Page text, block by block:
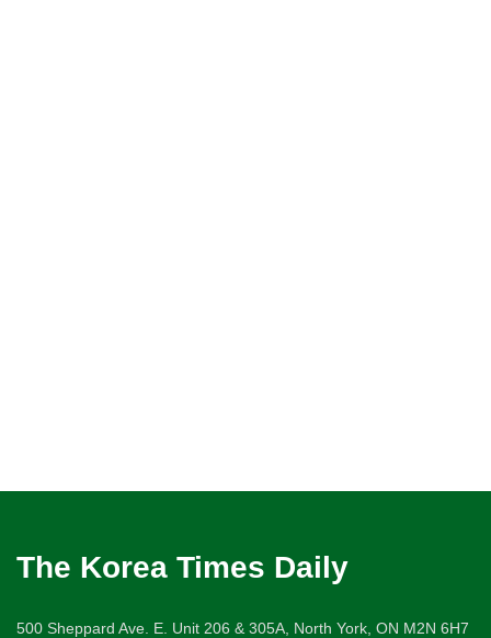
The Korea Times Daily
500 Sheppard Ave. E. Unit 206 & 305A, North York, ON M2N 6H7